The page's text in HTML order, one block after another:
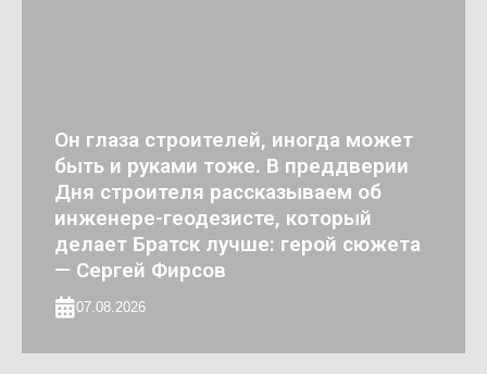
Он глаза строителей, иногда может
быть и руками тоже. В преддверии
Дня строителя рассказываем об
инженере-геодезисте, который
делает Братск лучше: герой сюжета
— Сергей Фирсов
07.08.2026